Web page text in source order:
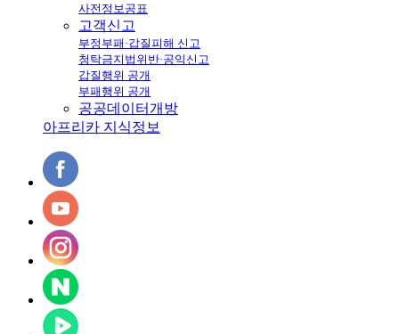
사전정보공표
고객신고
부정부패·갑질피해 신고
청탁금지법위반·공익신고
갑질행위 공개
부패행위 공개
공공데이터개방
아프리카 지식정보